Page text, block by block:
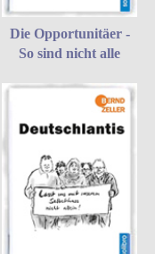
Die Opportunitäer -
So sind nicht alle